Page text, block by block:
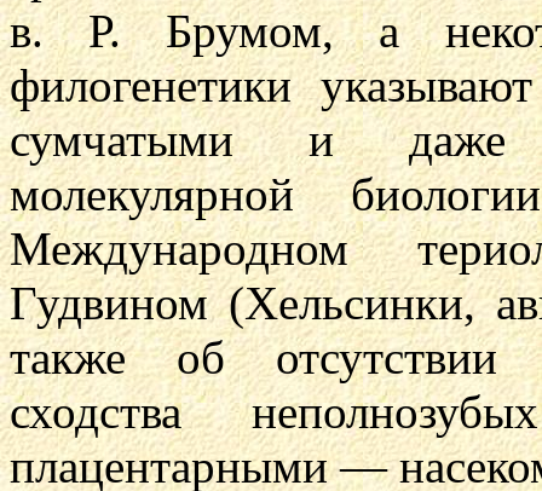
в. Р. Брумом, а
филогенетики
сумчатыми и даже
молекулярной
Международном
Гудвином (Хельсинки,
также об отсутствии
сходства
плацентарными —